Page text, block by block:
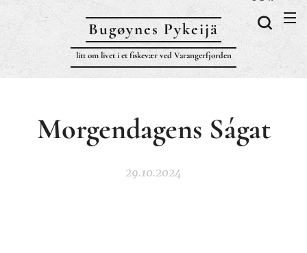
Bugøynes Pykeijä
litt om livet i et fiskevær ved Varangerfjorden
Morgendagens Ságat
29.10.2024